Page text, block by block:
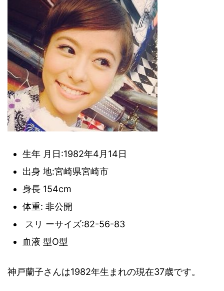
生年 月日:1982年4月14日
出身 地:宮崎県宮崎市
身長 154cm
体重: 非公開
スリ ーサイズ:82-56-83
血液 型O型
神戸蘭子さんは1982年生まれの現在37歳です。